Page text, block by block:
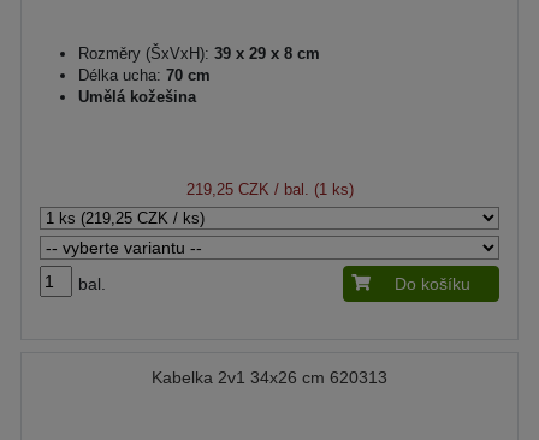
Rozměry (ŠxVxH): 39 x 29 x 8 cm
Délka ucha: 70 cm
Umělá kožešina
219,25 CZK / bal. (1 ks)
bal. Do košíku
Kabelka 2v1 34x26 cm 620313